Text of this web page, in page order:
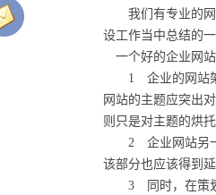
我们有专业的网
设工作当中总结的
一个好的企业网站
1 企业的网站架构
网站的主题应突出
则只是对主题的烘
2 企业网站另一个
该部分也应该得到延
3 同时，在策划